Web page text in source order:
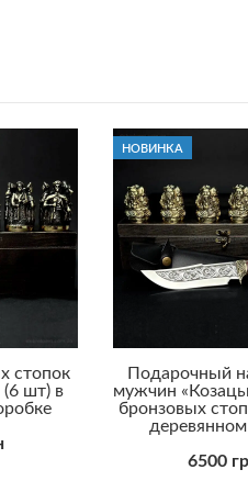
стопок
(6 шт) в
НОВИНКА
Подарочный
мужчин
бронзовых
6500